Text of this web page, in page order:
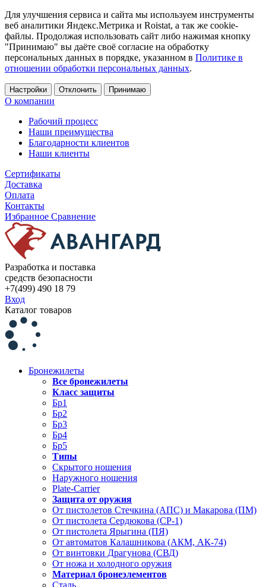
Для улучшения сервиса и сайта мы используем инструменты
веб аналитики Яндекс.Метрика и Roistat, а так же cookie-
файлы. Продолжая использовать сайт либо нажимая кнопку
"Принимаю" вы даёте своё согласие на обработку
персональных данных в порядке, указанном в Политике в
отношении обработки персональных данных.
Настройки Отклонить Принимаю
О компании
Рабочий процесс
Наши преимущества
Благодарности клиентов
Наши клиенты
Сертификаты
Доставка
Оплата
Контакты
Избранное Сравнение
Разработка и поставка
средств безопасности
+7(499) 490 18 79
Вход
Каталог товаров
Бронежилеты
Все бронежилеты
Класс защиты
Бр1
Бр2
Бр3
Бр4
Бр5
Типы
Скрытого ношения
Наружного ношения
Plate-Carrier
Защита от оружия
От пистолетов Стечкина (АПС) и Макарова (ПМ)
От пистолета Сердюкова (СР-1)
От пистолета Ярыгина (ПЯ)
От автоматов Калашникова (АКМ, АК-74)
От винтовки Драгунова (СВД)
От ножа и холодного оружия
Материал бронеэлементов
Сталь